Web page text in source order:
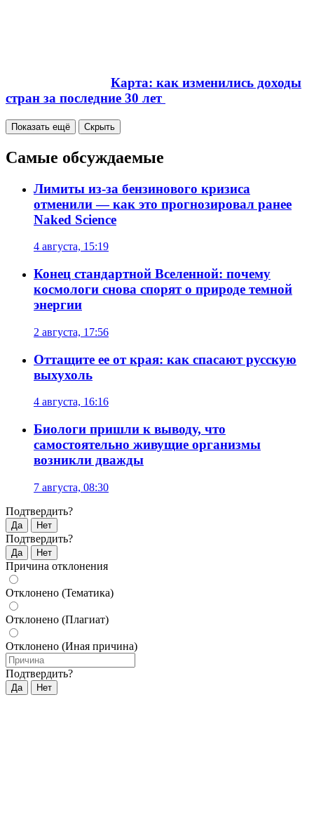
Карта: как изменились доходы
стран за последние 30 лет
Показать ещё Скрыть
Самые обсуждаемые
Лимиты из-за бензинового кризиса
отменили — как это прогнозировал ранее
Naked Science
4 августа, 15:19
Конец стандартной Вселенной: почему
космологи снова спорят о природе темной
энергии
2 августа, 17:56
Оттащите ее от края: как спасают русскую
выхухоль
4 августа, 16:16
Биологи пришли к выводу, что
самостоятельно живущие организмы
возникли дважды
7 августа, 08:30
Подтвердить?
Да Нет
Подтвердить?
Да Нет
Причина отклонения
Отклонено (Тематика)
Отклонено (Плагиат)
Отклонено (Иная причина)
Подтвердить?
Да Нет